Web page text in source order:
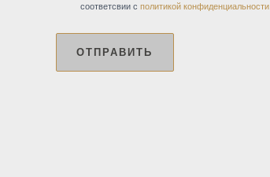
соответсвии сполитикой конфиденциальности
ОТПРАВИТЬ